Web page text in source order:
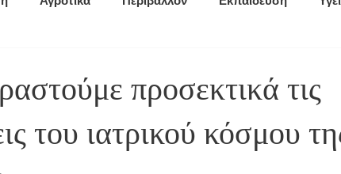
Ιστορία
προσεκτικά τις
του ιατρικού κόσμου